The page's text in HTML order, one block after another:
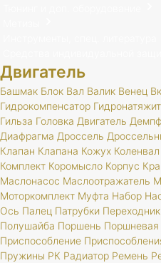
Двигатель
Башмак Блок Вал Валик Венец
Гидрокомпенсатор
Гильза Головка Двигатель
Диафрагма Дроссель
Клапан Клапана Кожух Коленвал
Комплект Коромысло Корпус
Маслонасос Маслоотражатель
Моторкомплект Муфта Набор
Ось Палец Патрубки Переходник
Полушайба Поршень Поршневая
Приспособление
Пружины РК Радиатор Ремень